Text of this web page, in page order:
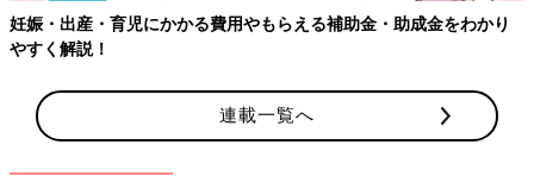
とこなせる家事がありそうですね。ちょっとしたこそうじ（小掃
除）をプラスして、家事を時短 しちゃいましょう！
(文・ナキナキ)
※記事内容でご紹介している投稿、リンク先は、削除される場合
※記事の内容は記載当時の情報であり、現在と異なる場合があり
妊娠・出産・育児にかかる費用やもらえる補助金・助成金をわかり
やすく解説！
連載一覧へ